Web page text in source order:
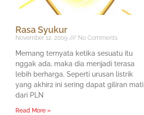
Rasa Syukur
November 12, 2009 No Comments
Memang ternyata ketika sesuatu itu
nggak ada, maka dia menjadi terasa
lebih berharga. Seperti urusan listrik
yang akhir2 ini sering dapat giliran mati
dari PLN
Read More »